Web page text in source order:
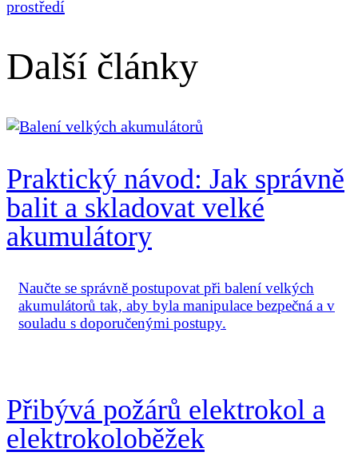
prostředí
Další články
Praktický návod: Jak správně
balit a skladovat velké
akumulátory
Naučte se správně postupovat při balení velkých
akumulátorů tak, aby byla manipulace bezpečná a v
souladu s doporučenými postupy.
Přibývá požárů elektrokol a
elektrokoloběžek